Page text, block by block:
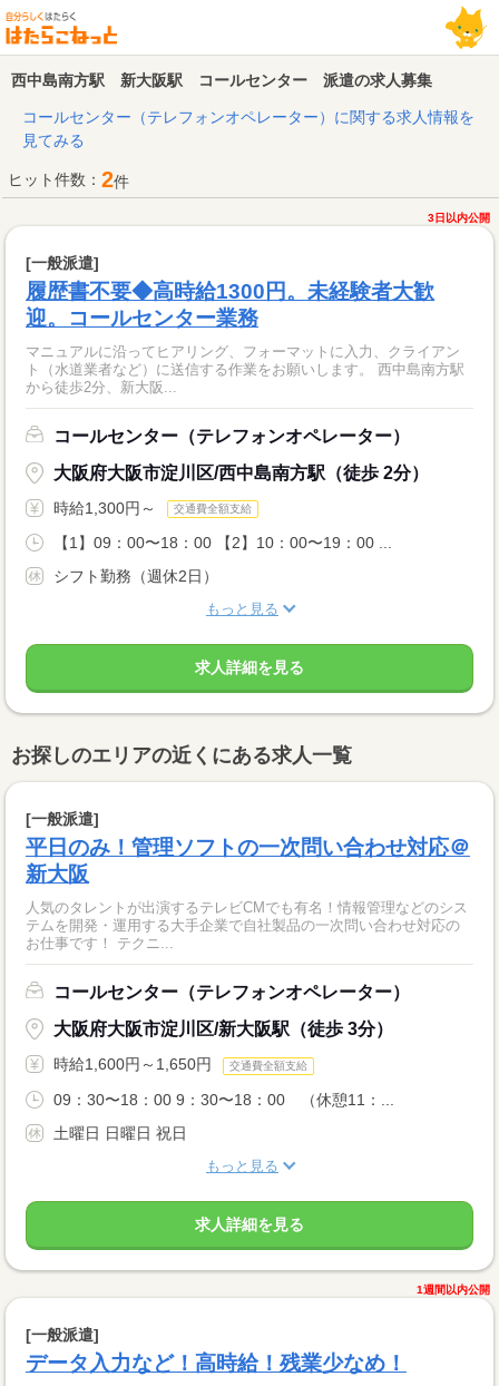
西中島南方駅 新大阪駅 コールセンター 派遣の求人募集
コールセンター（テレフォンオペレーター）に関する求人情報を
見てみる
ヒット件数： 2件
3日以内公開
[一般派遣]
履歴書不要◆高時給1300円。未経験者大歓
迎。コールセンター業務
マニュアルに沿ってヒアリング、フォーマットに入力、クライアン
ト（水道業者など）に送信する作業をお願いします。 西中島南方駅
から徒歩2分、新大阪...
コールセンター（テレフォンオペレーター）
大阪府大阪市淀川区/西中島南方駅（徒歩 2分）
時給1,300円～ 交通費全額支給
【1】09：00〜18：00 【2】10：00〜19：00 ...
シフト勤務（週休2日）
もっと見る
求人詳細を見る
お探しのエリアの近くにある求人一覧
[一般派遣]
平日のみ！管理ソフトの一次問い合わせ対応＠
新大阪
人気のタレントが出演するテレビCMでも有名！情報管理などのシス
テムを開発・運用する大手企業で自社製品の一次問い合わせ対応の
お仕事です！ テクニ...
コールセンター（テレフォンオペレーター）
大阪府大阪市淀川区/新大阪駅（徒歩 3分）
時給1,600円～1,650円 交通費全額支給
09：30〜18：00 9：30〜18：00 （休憩11：...
土曜日 日曜日 祝日
もっと見る
求人詳細を見る
1週間以内公開
[一般派遣]
データ入力など！高時給！残業少なめ！